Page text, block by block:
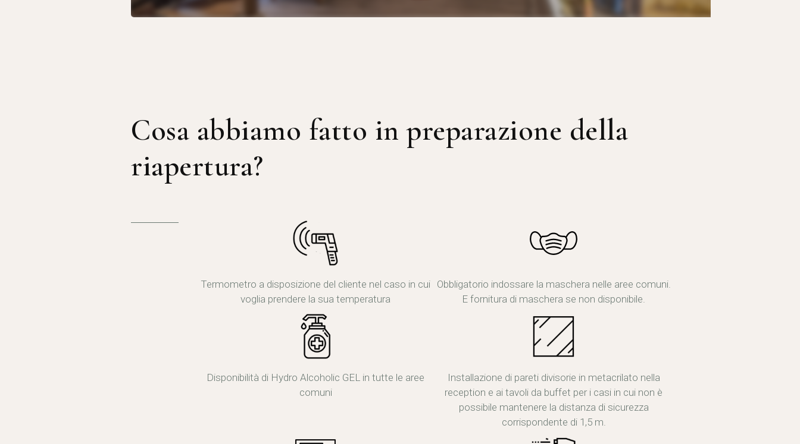
Cosa abbiamo fatto in preparazione della
riapertura?
Termometro a disposizione del cliente nel caso in cui
voglia prendere la sua temperatura
Obbligatorio indossare la maschera nelle aree comuni.
E fornitura di maschera se non disponibile.
Disponibilità di Hydro Alcoholic GEL in tutte le aree
comuni
Installazione di pareti divisorie in metacrilato nella
reception e ai tavoli da buffet per i casi in cui non è
possibile mantenere la distanza di sicurezza
corrispondente di 1,5 m.